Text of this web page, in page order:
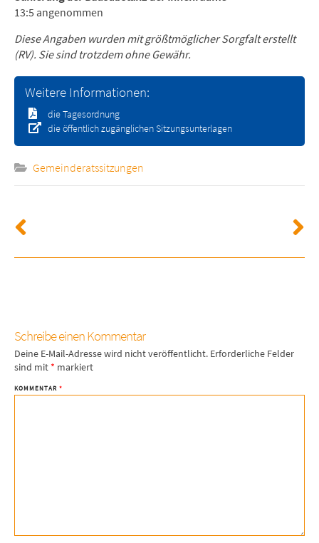
13:5 angenommen
Diese Angaben wurden mit größtmöglicher Sorgfalt erstellt
(RV). Sie sind trotzdem ohne Gewähr.
Weitere Informationen:
die Tagesordnung
die öffentlich zugänglichen Sitzungsunterlagen
Gemeinderatssitzungen
Schreibe einen Kommentar
Deine E-Mail-Adresse wird nicht veröffentlicht. Erforderliche Felder
sind mit * markiert
KOMMENTAR *